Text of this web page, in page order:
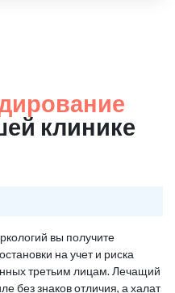
клинике
вы получите
на учет и риска
третьим лицам. Лечащий
без знаков отличия, а халат